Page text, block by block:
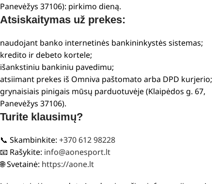
Panevėžys 37106): pirkimo dieną.
Atsiskaitymas už prekes:
naudojant banko internetinės bankininkystės sistemas;
kredito ir debeto kortele;
išankstiniu bankiniu pavedimu;
atsiimant prekes iš Omniva paštomato arba DPD kurjerio;
grynaisiais pinigais mūsų parduotuvėje (Klaipėdos g. 67,
Panevėžys 37106).
Turite klausimų?
📞 Skambinkite: +370 612 98228
📧 Rašykite: info@aonesport.lt
🌐 Svetainė: https://aone.lt